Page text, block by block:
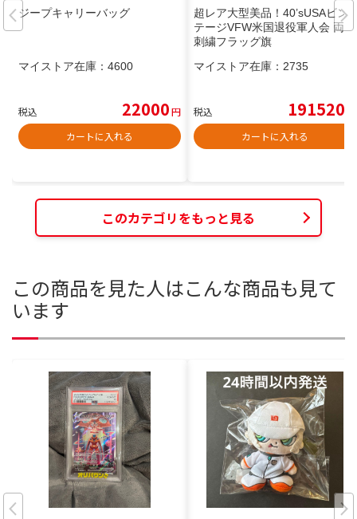
ジープキャリーバッグ
マイストア在庫： 4600
税込 22000円
カートに入れる
超レア大型美品！40’sUSAビン
テージVFW米国退役軍人会 両面
刺繍フラッグ旗
マイストア在庫： 2735
税込 191520
カートに入れる
このカテゴリをもっと見る
この商品を見た人はこんな商品も見て
います